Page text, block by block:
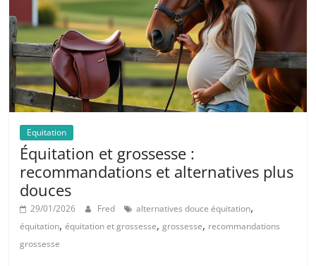
Equitation
Équitation et grossesse :
recommandations et alternatives plus
douces
29/01/2026 Fred alternatives douce équitation,
équitation,équitation et grossesse,grossesse, recommandations
grossesse